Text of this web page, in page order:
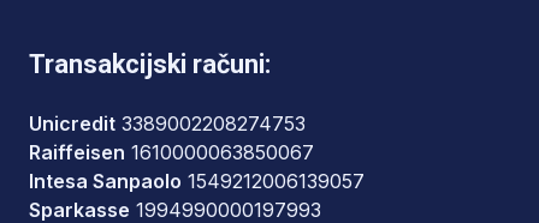
Transakcijski računi:
Unicredit 3389002208274753
Raiffeisen 1610000063850067
Intesa Sanpaolo 1549212006139057
Sparkasse 1994990000197993